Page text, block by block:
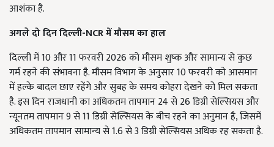
आशंका है.
अगले दो दिन दिल्ली-NCR में मौसम का हाल
दिल्ली में 10 और 11 फरवरी 2026 को मौसम शुष्क और सामान्य से कुछ
गर्म रहने की संभावना है. मौसम विभाग के अनुसार 10 फरवरी को आसमान
में हल्के बादल छाए रहेंगे और सुबह के समय कोहरा देखने को मिल सकता
है. इस दिन राजधानी का अधिकतम तापमान 24 से 26 डिग्री सेल्सियस और
न्यूनतम तापमान 9 से 11 डिग्री सेल्सियस के बीच रहने का अनुमान है, जिसमें
अधिकतम तापमान सामान्य से 1.6 से 3 डिग्री सेल्सियस अधिक रह सकता है.